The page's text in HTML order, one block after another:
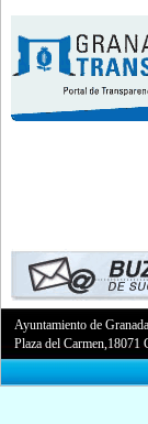
Ayuntamiento de
Plaza del Carmen,18071